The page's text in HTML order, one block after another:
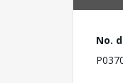
No.